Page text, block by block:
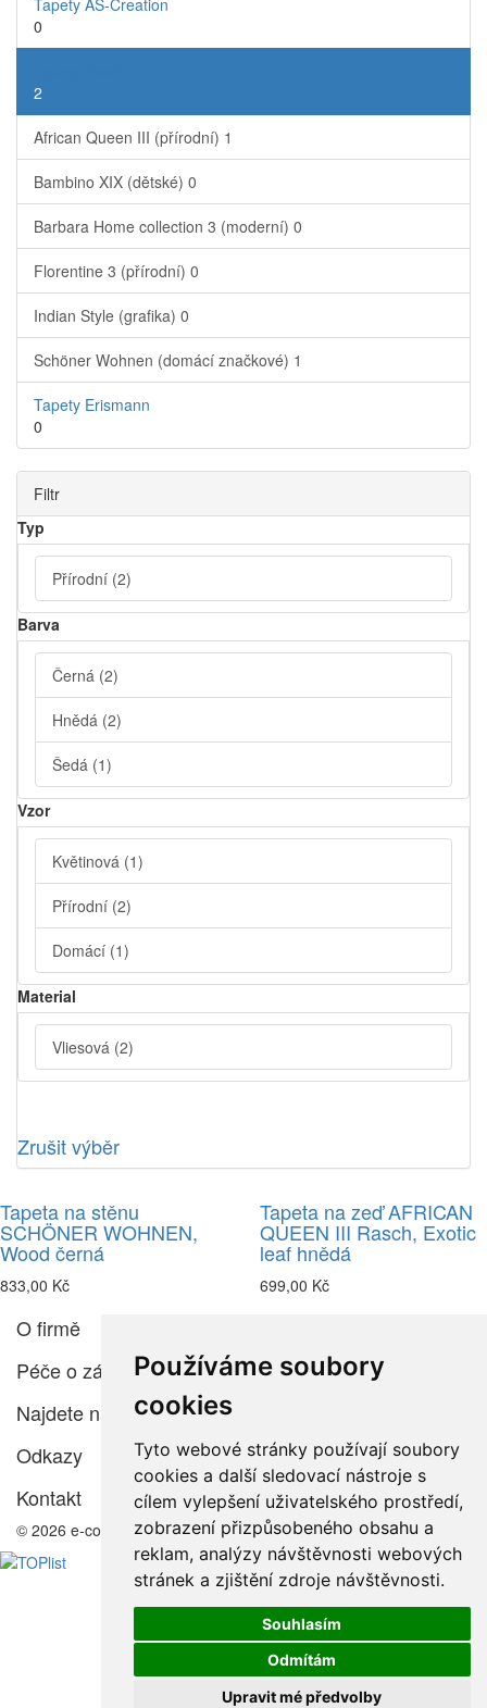
Používáme soubory
cookies
Tyto webové stránky používají soubory
cookies a další sledovací nástroje s
cílem vylepšení uživatelského prostředí,
zobrazení přizpůsobeného obsahu a
reklam, analýzy návštěvnosti webových
stránek a zjištění zdroje návštěvnosti.
Souhlasím
Odmítám
Upravit mé předvolby
Tapety AS-Creation
0
2
African Queen III (přírodní) 1
Bambino XIX (dětské) 0
Barbara Home collection 3 (moderní) 0
Florentine 3 (přírodní) 0
Indian Style (grafika) 0
Schöner Wohnen (domácí značkové) 1
Tapety Erismann
0
Filtr
Typ
Přírodní (2)
Barva
Černá (2)
Hnědá (2)
Šedá (1)
Vzor
Květinová (1)
Přírodní (2)
Domácí (1)
Material
Vliesová (2)
Zrušit výběr
Tapeta na stěnu
SCHÖNER WOHNEN,
Wood černá
833,00 Kč
Tapeta na zeď AFRICAN
QUEEN III Rasch, Exotic
leaf hnědá
699,00 Kč
O firmě
Péče o zákazníka
Najdete nás
Odkazy
Kontakt
© 2026 e-color.cz